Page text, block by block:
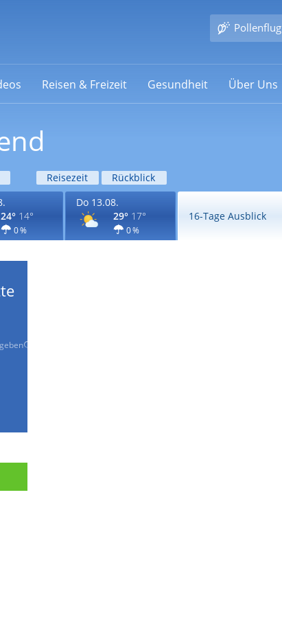
Pollenflug
Reisen & Freizeit Gesundheit Über Uns
Reisezeit
Rückblick
24° 14°
0 %
Do 13.08.
29° 17°
0 %
16-Tage Ausblick